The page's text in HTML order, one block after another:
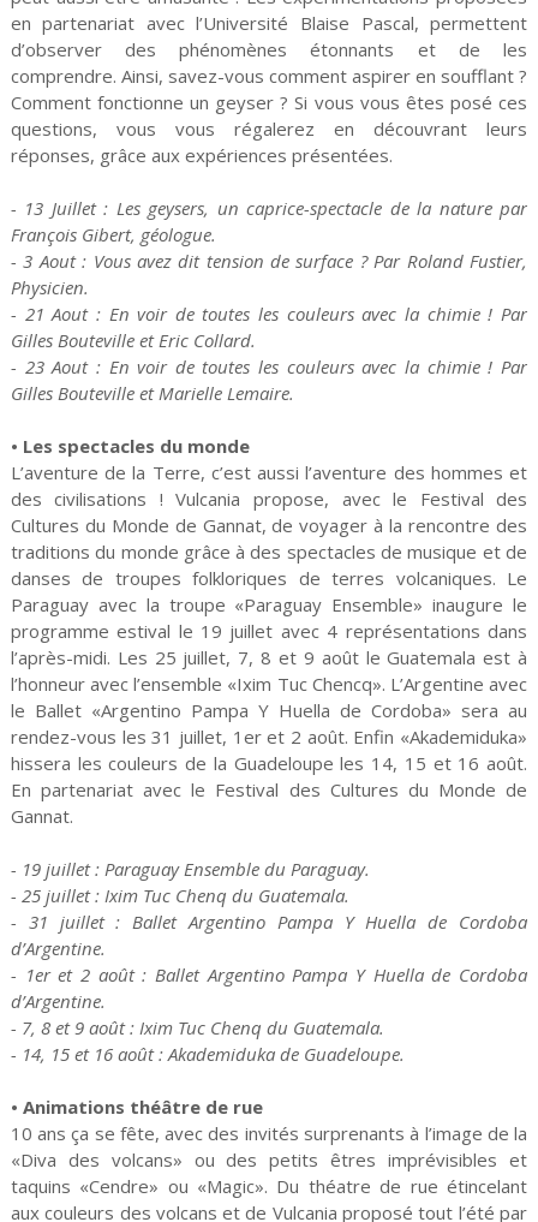
en partenariat avec l’Université Blaise Pascal, permettent
d’observer des phénomènes étonnants et de les
comprendre. Ainsi, savez-vous comment aspirer en soufflant ?
Comment fonctionne un geyser ? Si vous vous êtes posé ces
questions, vous vous régalerez en découvrant leurs
réponses, grâce aux expériences présentées.
- 13 Juillet : Les geysers, un caprice-spectacle de la nature par
François Gibert, géologue.
- 3 Aout : Vous avez dit tension de surface ? Par Roland Fustier,
Physicien.
- 21 Aout : En voir de toutes les couleurs avec la chimie ! Par
Gilles Bouteville et Eric Collard.
- 23 Aout : En voir de toutes les couleurs avec la chimie ! Par
Gilles Bouteville et Marielle Lemaire.
• Les spectacles du monde
L’aventure de la Terre, c’est aussi l’aventure des hommes et
des civilisations ! Vulcania propose, avec le Festival des
Cultures du Monde de Gannat, de voyager à la rencontre des
traditions du monde grâce à des spectacles de musique et de
danses de troupes folkloriques de terres volcaniques. Le
Paraguay avec la troupe «Paraguay Ensemble» inaugure le
programme estival le 19 juillet avec 4 représentations dans
l’après-midi. Les 25 juillet, 7, 8 et 9 août le Guatemala est à
l’honneur avec l’ensemble «Ixim Tuc Chencq». L’Argentine avec
le Ballet «Argentino Pampa Y Huella de Cordoba» sera au
rendez-vous les 31 juillet, 1er et 2 août. Enfin «Akademiduka»
hissera les couleurs de la Guadeloupe les 14, 15 et 16 août.
En partenariat avec le Festival des Cultures du Monde de
Gannat.
- 19 juillet : Paraguay Ensemble du Paraguay.
- 25 juillet : Ixim Tuc Chenq du Guatemala.
- 31 juillet : Ballet Argentino Pampa Y Huella de Cordoba
d’Argentine.
- 1er et 2 août : Ballet Argentino Pampa Y Huella de Cordoba
d’Argentine.
- 7, 8 et 9 août : Ixim Tuc Chenq du Guatemala.
- 14, 15 et 16 août : Akademiduka de Guadeloupe.
• Animations théâtre de rue
10 ans ça se fête, avec des invités surprenants à l’image de la
«Diva des volcans» ou des petits êtres imprévisibles et
taquins «Cendre» ou «Magic». Du théatre de rue étincelant
aux couleurs des volcans et de Vulcania proposé tout l’été par